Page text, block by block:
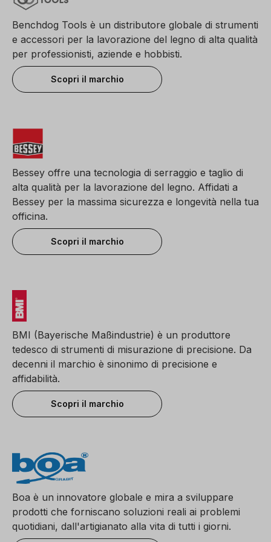
Benchdog Tools è un distributore globale di strumenti
e accessori per la lavorazione del legno di alta qualità
per professionisti, aziende e hobbisti.
Scopri il marchio
Bessey offre una tecnologia di serraggio e taglio di
alta qualità per la lavorazione del legno. Affidati a
Bessey per la massima sicurezza e longevità nella tua
officina.
Scopri il marchio
BMI (Bayerische Maßindustrie) è un produttore
tedesco di strumenti di misurazione di precisione. Da
decenni il marchio è sinonimo di precisione e
affidabilità.
Scopri il marchio
Boa è un innovatore globale e mira a sviluppare
prodotti che forniscano soluzioni reali ai problemi
quotidiani, dall'artigianato alla vita di tutti i giorni.